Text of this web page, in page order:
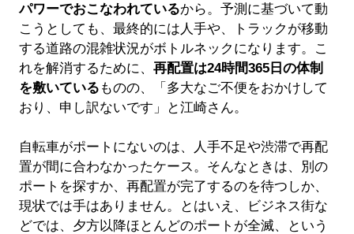
パワーでおこなわれているから。予測に基づいて動
こうとしても、最終的には人手や、トラックが移動
する道路の混雑状況がボトルネックになります。こ
れを解消するために、 再配置は24時間365日の体制
を敷いている ものの、「多大なご不便をおかけして
おり、申し訳ないです」と江崎さん。
自転車がポートにないのは、人手不足や渋滞で再配
置が間に合わなかったケース。そんなときは、別の
ポートを探すか、再配置が完了するのを待つしか、
現状では手はありません。とはいえ、ビジネス街な
どでは、夕方以降ほとんどのポートが全滅、という